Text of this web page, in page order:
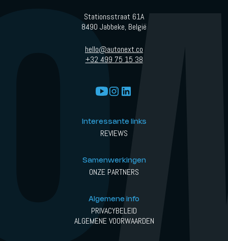
Stationsstraat 61A
8490 Jabbeke, België
hello@autonext.co
+32 499 75 15 38
Interessante links
REVIEWS
Samenwerkingen
ONZE PARTNERS
Algemene info
PRIVACYBELEID
ALGEMENE VOORWAARDEN